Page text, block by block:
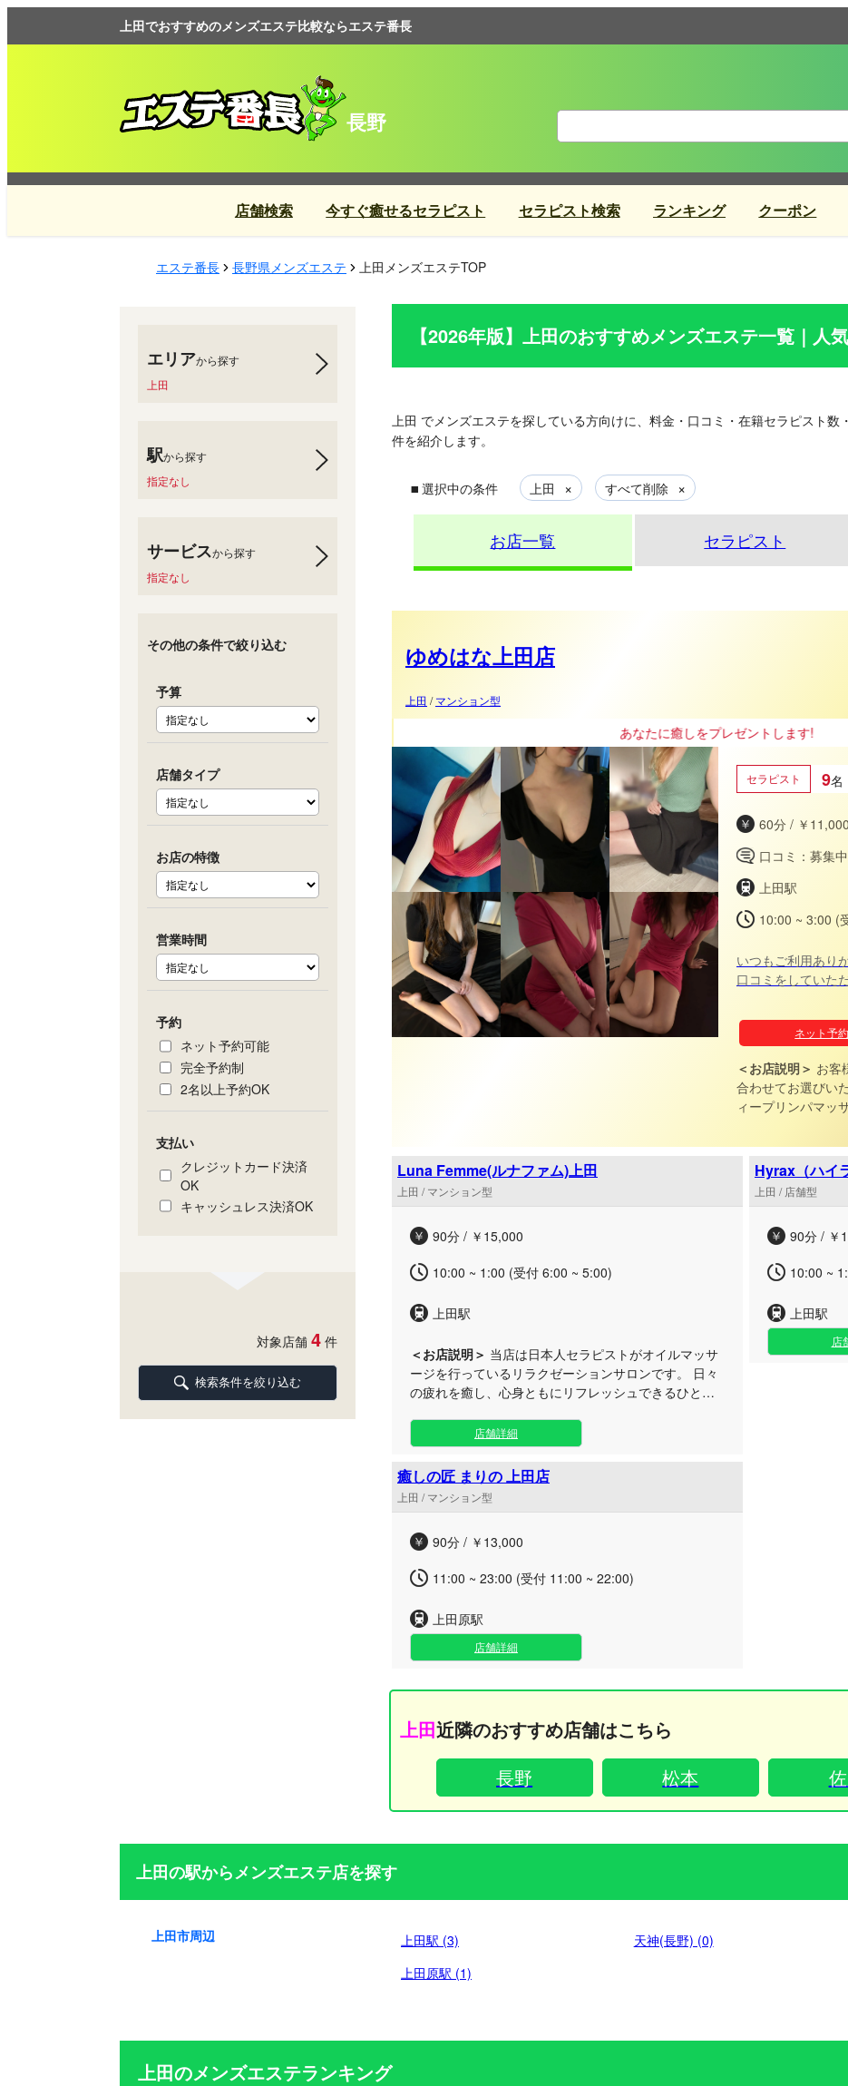
上田でおすすめのメンズエステ比較ならエステ番長
長野
店舗検索 今すぐ癒せるセラピスト セラピスト検索 ランキング クーポン
エステ番長 長野県メンズエステ 上田メンズエステTOP
【2026年版】 上田のおすすめメンズエステ一覧｜人
上田 でメンズエステを探している方向けに、料金・口コミ・在籍セラピスト
件を紹介します。
▪ 選択中の条件 上田 × すべて削除 ×
お店一覧 セラピスト
ゆめはな上田店
上田 /マンション型
あなたに癒しをプレゼントします!
セラピスト 9名
60分 / ￥11,000
口コミ：募集中
上田駅
10:00 ~ 3:00 (
いつもご利用あり
口コミをしていた
円割引 割引でご案内いたします
セラピストをお知らせください
ネット予約
＜お店説明＞ お客
合わせてお選びいただけます。 150
ィープリンパマッ
お選びくださいませ。 ※当店は追加料金なしなの
ご利用くださいま
Luna Femme(ルナファム)上田
上田 / マンション型
90分 / ￥15,000
10:00 ~ 1:00 (受付 6:00 ~ 5:00)
上田駅
＜お店説明＞ 当店は日本人セラピストがオイルマッサ
ージを行っているリラクゼーションサロンです。 日々
の疲れを癒し、心身ともにリフレッシュできるひとと
店舗詳細
Hyrax（ハイ
上田 / 店舗型
90分 / ￥
10:00 ~
上田駅
店
癒しの匠 まりの 上田店
上田 / マンション型
90分 / ￥13,000
11:00 ~ 23:00 (受付 11:00 ~ 22:00)
上田原駅
店舗詳細
上田近隣のおすすめ店舗はこちら
長野
松本
エリアから探す
上田
駅から探す
指定なし
サービスから探す
指定なし
その他の条件で絞り込む
予算
店舗タイプ
お店の特徴
営業時間
予約
ネット予約可能
完全予約制
2名以上予約OK
支払い
クレジットカード決済
OK
キャッシュレス決済OK
対象店舗 4 件
検索条件を絞り込む
上田の駅からメンズエステ店を探す
上田市周辺 上田駅 (3) 天神(長野) (0)
上田原駅 (1)
上田のメンズエステランキング